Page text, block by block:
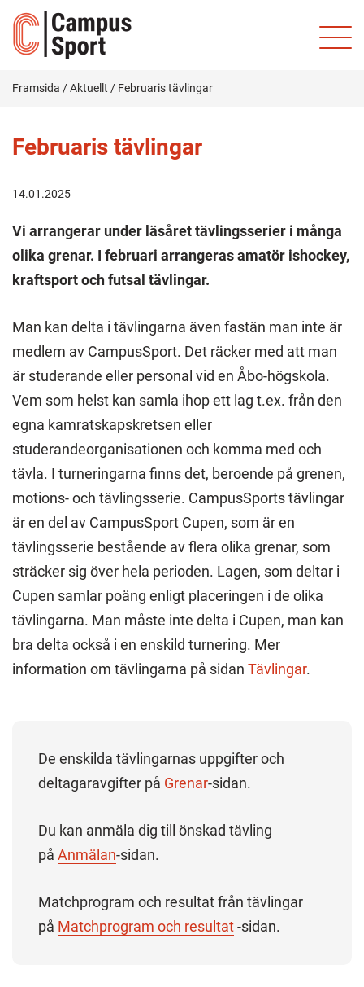
Framsida /Aktuellt / Februaris tävlingar
Februaris tävlingar
14.01.2025
Vi arrangerar under läsåret tävlingsserier i många
olika grenar. I februari arrangeras amatör ishockey,
kraftsport och futsal tävlingar.
Man kan delta i tävlingarna även fastän man inte är
medlem av CampusSport. Det räcker med att man
är studerande eller personal vid en Åbo-högskola.
Vem som helst kan samla ihop ett lag t.ex. från den
egna kamratskapskretsen eller
studerandeorganisationen och komma med och
tävla. I turneringarna finns det, beroende på grenen,
motions- och tävlingsserie. CampusSports tävlingar
är en del av CampusSport Cupen, som är en
tävlingsserie bestående av flera olika grenar, som
sträcker sig över hela perioden. Lagen, som deltar i
Cupen samlar poäng enligt placeringen i de olika
tävlingarna. Man måste inte delta i Cupen, man kan
bra delta också i en enskild turnering. Mer
information om tävlingarna på sidan Tävlingar.
De enskilda tävlingarnas uppgifter och
deltagaravgifter på Grenar-sidan.
Du kan anmäla dig till önskad tävling
på Anmälan-sidan.
Matchprogram och resultat från tävlingar
på Matchprogram och resultat-sidan.